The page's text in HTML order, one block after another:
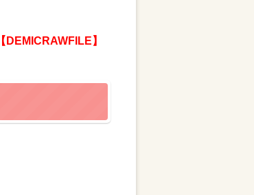
【DEMICRAWFILE】